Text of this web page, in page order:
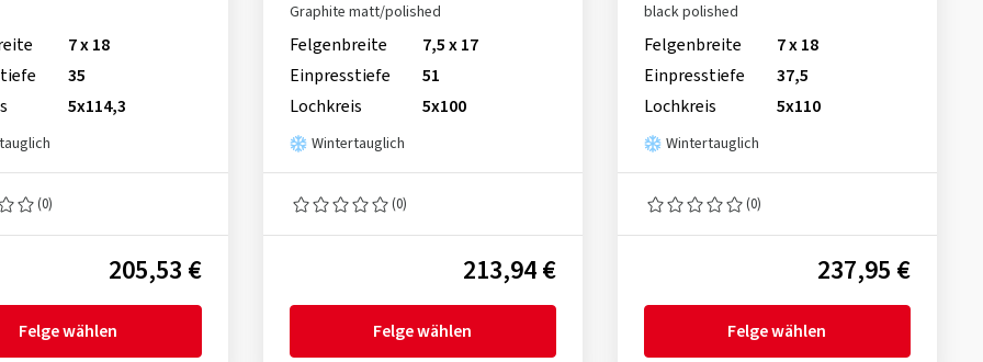
7 x 18
35
5x114,3
(0)
205,53 €
Felge wählen
Graphite matt/polished
Felgenbreite
7,5 x 17
Einpresstiefe
51
Lochkreis
5x100
Wintertauglich
(0)
213,94 €
Felge wählen
black polished
Felgenbreite
7 x 18
Einpresstiefe
37,5
Lochkreis
5x110
Wintertauglich
(0)
237,95 €
Felge wählen